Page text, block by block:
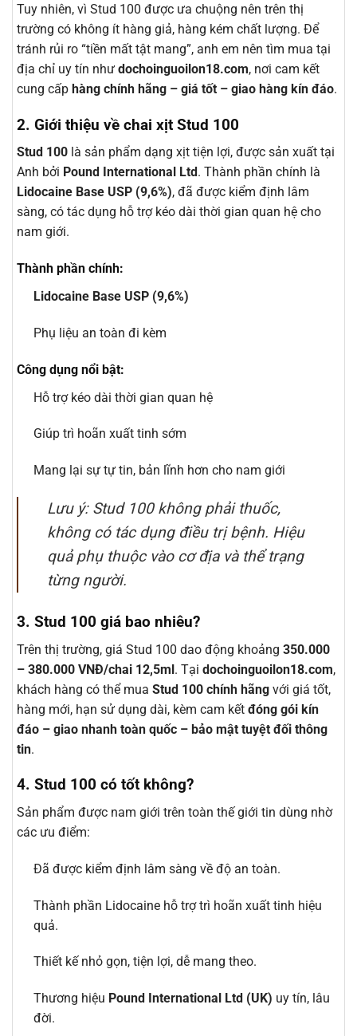
Tuy nhiên, vì Stud 100 được ưa chuộng nên trên thị
trường có không ít hàng giả, hàng kém chất lượng. Để
tránh rủi ro “tiền mất tật mang”, anh em nên tìm mua tại
địa chỉ uy tín như dochoinguoilon18.com, nơi cam kết
cung cấp hàng chính hãng – giá tốt – giao hàng kín đáo.
2. Giới thiệu về chai xịt Stud 100
Stud 100 là sản phẩm dạng xịt tiện lợi, được sản xuất tại
Anh bởi Pound International Ltd . Thành phần chính là
Lidocaine Base USP (9,6%), đã được kiểm định lâm
sàng, có tác dụng hỗ trợ kéo dài thời gian quan hệ cho
nam giới.
Thành phần chính:
Lidocaine Base USP (9,6%)
Phụ liệu an toàn đi kèm
Công dụng nổi bật:
Hỗ trợ kéo dài thời gian quan hệ
Giúp trì hoãn xuất tinh sớm
Mang lại sự tự tin, bản lĩnh hơn cho nam giới
Lưu ý: Stud 100 không phải thuốc,
không có tác dụng điều trị bệnh. Hiệu
quả phụ thuộc vào cơ địa và thể trạng
từng người.
3. Stud 100 giá bao nhiêu?
Trên thị trường, giá Stud 100 dao động khoảng 350.000
– 380.000 VNĐ/chai 12,5ml. Tại dochoinguoilon18.com,
khách hàng có thể mua Stud 100 chính hãng với giá tốt,
hàng mới, hạn sử dụng dài, kèm cam kết đóng gói kín
đáo – giao nhanh toàn quốc – bảo mật tuyệt đối thông
tin.
4. Stud 100 có tốt không?
Sản phẩm được nam giới trên toàn thế giới tin dùng nhờ
các ưu điểm:
Đã được kiểm định lâm sàng về độ an toàn.
Thành phần Lidocaine hỗ trợ trì hoãn xuất tinh hiệu
quả.
Thiết kế nhỏ gọn, tiện lợi, dễ mang theo.
Thương hiệu Pound International Ltd (UK) uy tín, lâu
đời.